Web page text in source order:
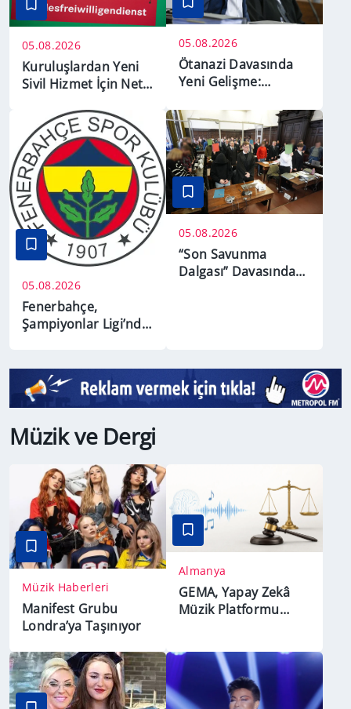
05.08.2026
Kuruluşlardan Yeni
Sivil Hizmet İçin Net
05.08.2026
Ötanazi Davasında
Yeni Gelişme:
05.08.2026
Fenerbahçe,
Şampiyonlar Ligi’nde
05.08.2026
“Son Savunma
Dalgası” Davasında
Müzik ve Dergi
Müzik Haberleri
Manifest Grubu
Londra’ya Taşınıyor
Almanya
GEMA, Yapay Zekâ
Müzik Platformu